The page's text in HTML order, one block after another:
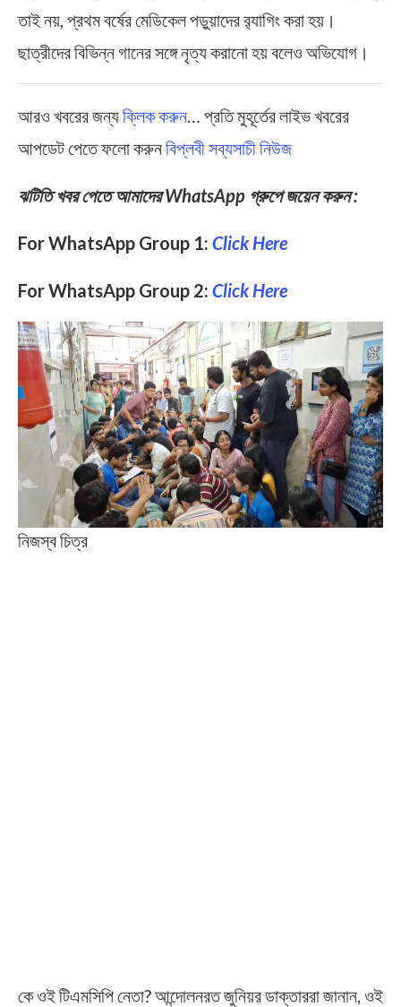
তাই নয়, প্রথম বর্ষের মেডিকেল পড়ুয়াদের র‍্যাগিং করা হয়।
ছাত্রীদের বিভিন্ন গানের সঙ্গে নৃত্য করানো হয় বলেও অভিযোগ।
আরও খবরের জন্যক্লিক করুন… প্রতি মুহূর্তের লাইভ খবরের
আপডেট পেতে ফলো করুনবিপ্লবী সব্যসাচী নিউজ
ঝটিতি খবর পেতে আমাদের WhatsApp গ্রুপে জয়েন করুন :
For WhatsApp Group 1: Click Here
For WhatsApp Group 2: Click Here
নিজস্ব চিত্র
কে ওই টিএমসিপি নেতা? আন্দোলনরত জুনিয়র ডাক্তাররা জানান, ওই